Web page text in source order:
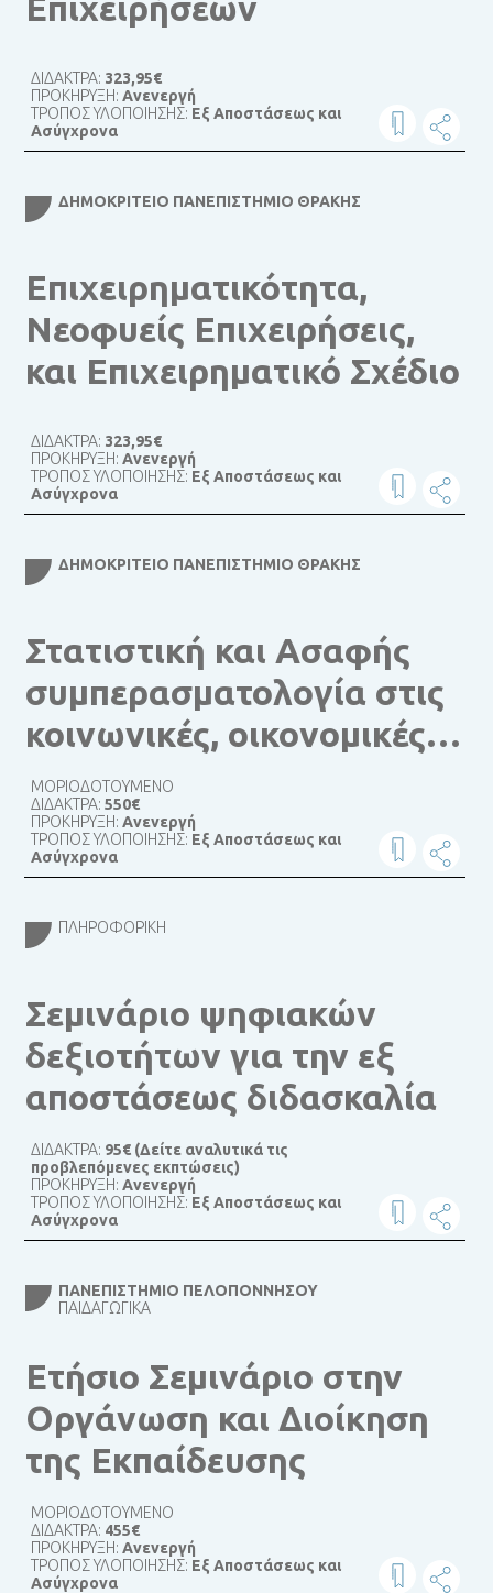
ΔΙΔΑΚΤΡΑ: 323,95€
ΠΡΟΚΗΡΥΞΗ:Ανενεργή
ΤΡΟΠΟΣ ΥΛΟΠΟΙΗΣΗΣ: Εξ Αποστάσεως και
Ασύγχρονα
ΔΗΜΟΚΡΊΤΕΙΟ ΠΑΝΕΠΙΣΤΉΜΙΟ ΘΡΆΚΗΣ
Επιχειρηματικότητα,
Νεοφυείς Επιχειρήσεις,
και Επιχειρηματικό Σχέδιο
ΔΙΔΑΚΤΡΑ: 323,95€
ΠΡΟΚΗΡΥΞΗ:Ανενεργή
ΤΡΟΠΟΣ ΥΛΟΠΟΙΗΣΗΣ: Εξ Αποστάσεως και
Ασύγχρονα
ΔΗΜΟΚΡΊΤΕΙΟ ΠΑΝΕΠΙΣΤΉΜΙΟ ΘΡΆΚΗΣ
Στατιστική και Ασαφής
συμπερασματολογία στις
κοινωνικές, οικονομικές
και θετικές επιστήμες
ΜΟΡΙΟΔΟΤΟΥΜΕΝΟ
ΔΙΔΑΚΤΡΑ:550€
ΠΡΟΚΗΡΥΞΗ:Ανενεργή
ΤΡΟΠΟΣ ΥΛΟΠΟΙΗΣΗΣ: Εξ Αποστάσεως και
Ασύγχρονα
ΠΛΗΡΟΦΟΡΙΚΉ
Σεμινάριο ψηφιακών
δεξιοτήτων για την εξ
αποστάσεως διδασκαλία
ΔΙΔΑΚΤΡΑ: 95€ (Δείτε αναλυτικά τις
προβλεπόμενες εκπτώσεις)
ΠΡΟΚΗΡΥΞΗ:Ανενεργή
ΤΡΟΠΟΣ ΥΛΟΠΟΙΗΣΗΣ: Εξ Αποστάσεως και
Ασύγχρονα
ΠΑΝΕΠΙΣΤΉΜΙΟ ΠΕΛΟΠΟΝΝΉΣΟΥ
ΠΑΙΔΑΓΩΓΙΚΆ
Ετήσιο Σεμινάριο στην
Οργάνωση και Διοίκηση
της Εκπαίδευσης
ΜΟΡΙΟΔΟΤΟΥΜΕΝΟ
ΔΙΔΑΚΤΡΑ: 455€
ΠΡΟΚΗΡΥΞΗ:Ανενεργή
ΤΡΟΠΟΣ ΥΛΟΠΟΙΗΣΗΣ: Εξ Αποστάσεως και
Ασύγχρονα